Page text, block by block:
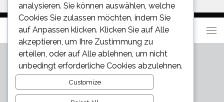
analysieren. Sie können auswählen, welche
Cookies Sie zulassen möchten, indem Sie
auf Anpassen klicken. Klicken Sie auf Alle
akzeptieren , um Ihre Zustimmung zu
erteilen, oder auf Alle ablehnen , um nicht
unbedingt erforderliche Cookies abzulehnen.
Customize